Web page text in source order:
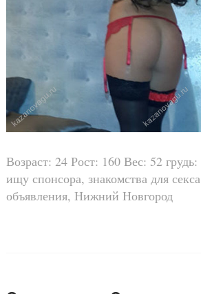
Возраст: 24 Рост: 160 Вес: 52
ищу спонсора, знакомства для
объявления, Нижний Новгород